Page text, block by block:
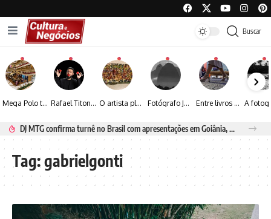
Buscar
Mega Polo transforma lançamento de coleção em plataforma nacional de negócios e projeta crescimento de mais de 15% Rafael Titonelly leva magia e acolhimento a crianças em tratamento oncológico em Juiz de Fora O artista plástico Jorge Luiz transforma sustentabilidade e criatividade em arte contemporânea Fotógrafo José Roberto apresenta um olhar sensível sobre arquitetura, formas e luz na fotografia Entre livros e fotografia autoral, Sebastião Reis consolida uma trajetória marcada pelo olhar artístico
Tag:gabrielgonti